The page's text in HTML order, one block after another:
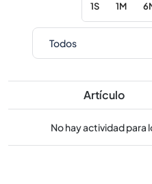
1S 1M
Artículo
No hay actividad